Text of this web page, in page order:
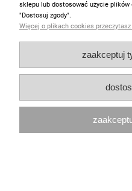
sklepu lub dostosować użycie
"Dostosuj zgody".
Więcej o plikach cookies
zaakceptuj